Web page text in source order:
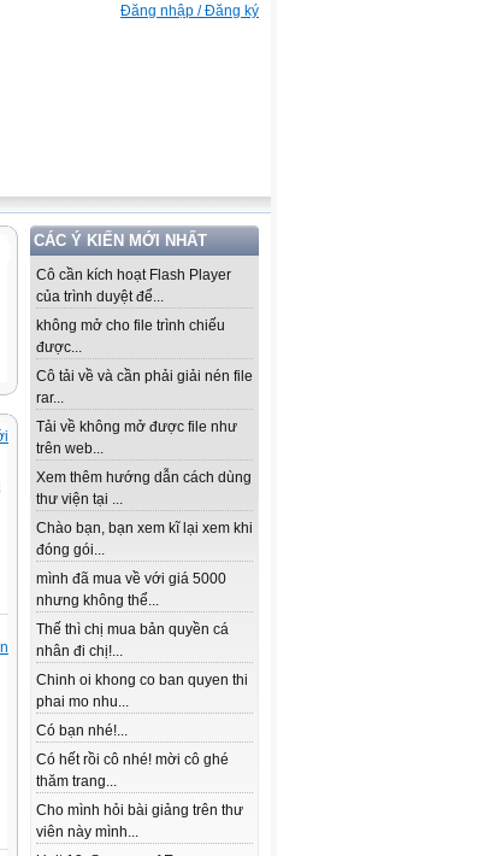
Đăng nhập / Đăng ký
CÁC Ý KIẾN MỚI NHẤT
Cô cần kích hoạt Flash Player
của trình duyệt để...
không mở cho file trình chiếu
được...
Cô tải về và cần phải giải nén file
rar...
Tải về không mở được file như
trên web...
Xem thêm hướng dẫn cách dùng
thư viện tại ...
Chào bạn, bạn xem kĩ lại xem khi
đóng gói...
mình đã mua về với giá 5000
nhưng không thể...
Thế thì chị mua bản quyền cá
nhân đi chị!...
Chinh oi khong co ban quyen thi
phai mo nhu...
Có bạn nhé!...
Có hết rồi cô nhé! mời cô ghé
thăm trang...
Cho mình hỏi bài giảng trên thư
viên này mình...